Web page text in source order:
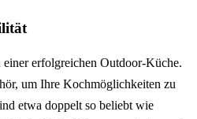
erfolgreichen Outdoor-Küche.
um Ihre Kochmöglichkeiten zu
etwa doppelt so beliebt wie